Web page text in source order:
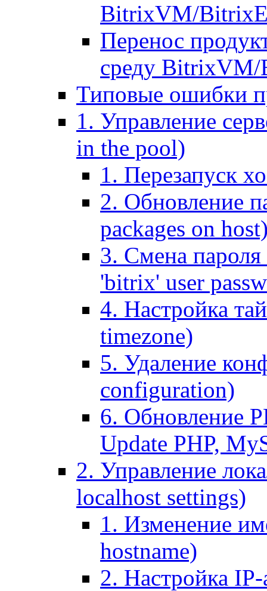
BitrixVM/
Перенос
среду
Типовые ошибки
1. Управление
in the pool)
1. Перезапуск
2. Обновление
packages on
3. Смена пароля
'bitrix' user
4. Настройка
timezone)
5. Удаление
configuration)
6. Обновление
Update PHP,
2. Управление
localhost settings)
1. Изменение
hostname)
2. Настройка IP-